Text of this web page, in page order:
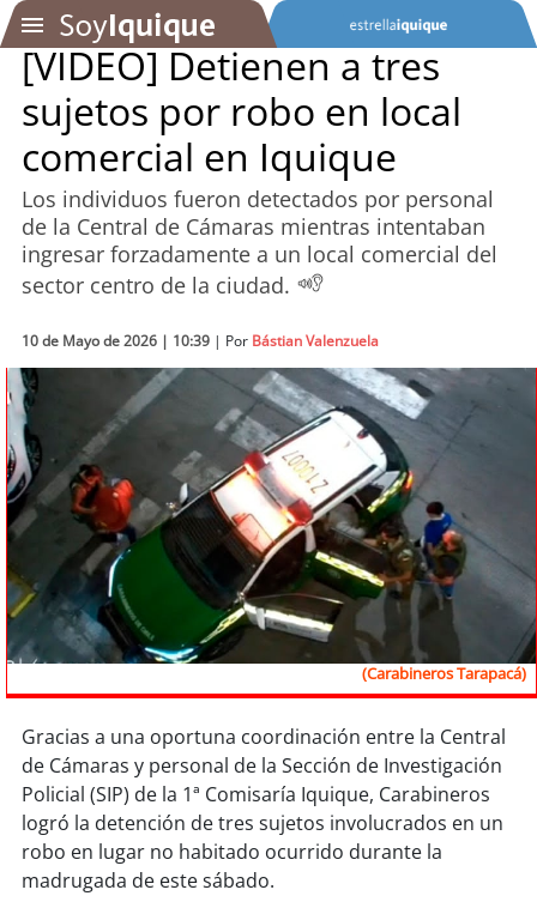
SOYTV
Podcast
Actualidad
Economía
Deportes
Tecnología
Sostenibilidad
soychile
soyarica
soy iquique
soy calama
soyantofagasta
[VIDEO] Detienen a tres
sujetos por robo en local
comercial en Iquique
Los individuos fueron detectados por personal
de la Central de Cámaras mientras intentaban
ingresar forzadamente a un local comercial del
sector centro de la ciudad.
10 de Mayo de 2026 | 10:39 | Por Bástian Valenzuela
(Carabineros Tarapacá)
Gracias a una oportuna coordinación entre la Central
de Cámaras y personal de la Sección de Investigación
Policial (SIP) de la 1ª Comisaría Iquique, Carabineros
logró la detención de tres sujetos involucrados en un
robo en lugar no habitado ocurrido durante la
madrugada de este sábado.